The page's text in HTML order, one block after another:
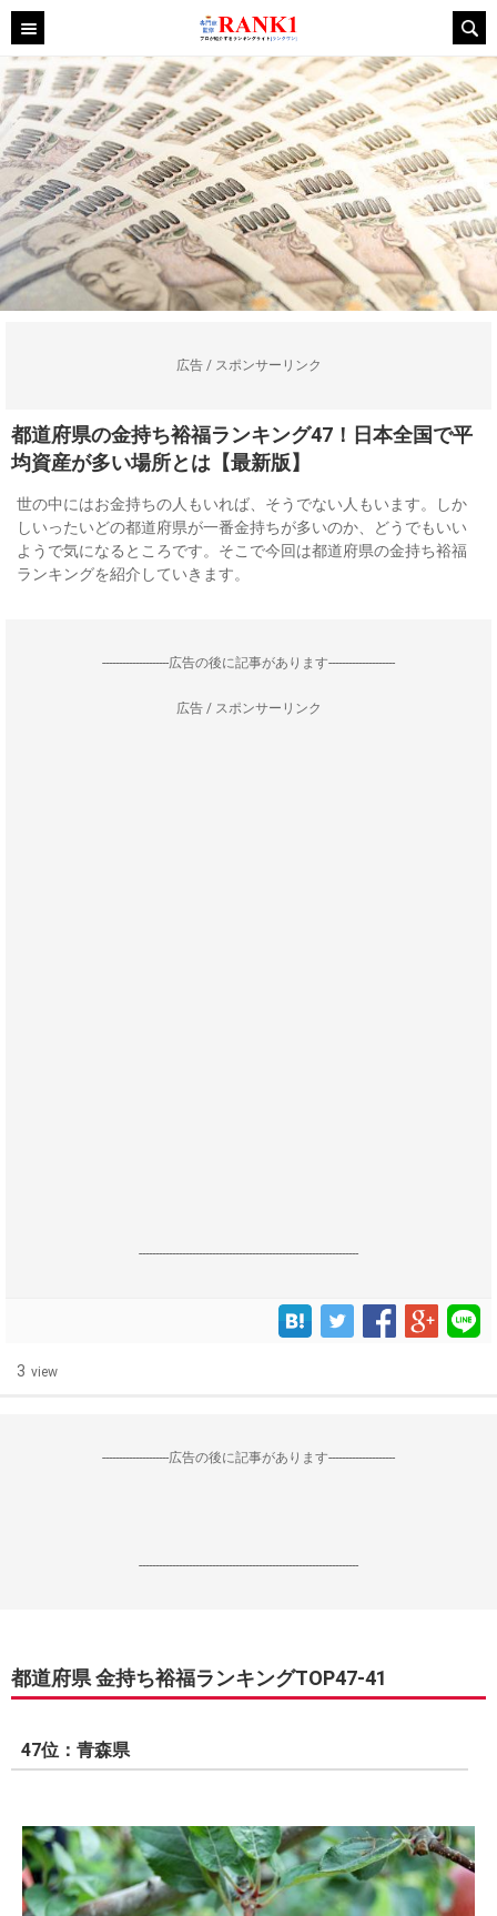
広告 / スポンサーリンク
都道府県の金持ち裕福ランキング47！日本全国で平
均資産が多い場所とは【最新版】
世の中にはお金持ちの人もいれば、そうでない人もいます。しか
しいったいどの都道府県が一番金持ちが多いのか、どうでもいい
ようで気になるところです。そこで今回は都道府県の金持ち裕福
ランキングを紹介していきます。
--------------------広告の後に記事があります--------------------
広告 / スポンサーリンク
------------------------------------------------------------------
3 view
--------------------広告の後に記事があります--------------------
------------------------------------------------------------------
都道府県 金持ち裕福ランキングTOP47-41
47位：青森県